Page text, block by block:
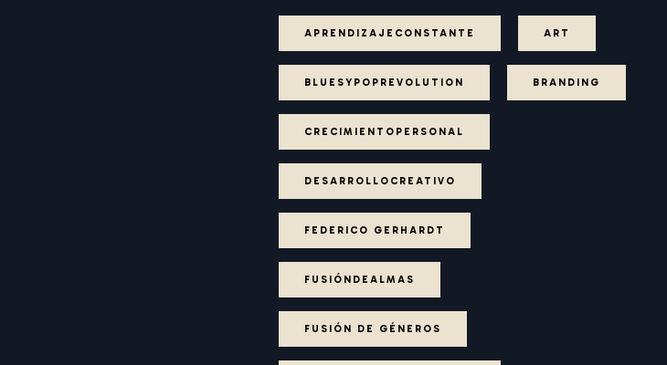
APRENDIZAJECONSTANTE ART
BLUESYPOPREVOLUTION BRANDING
CRECIMIENTOPERSONAL
DESARROLLOCREATIVO
FEDERICO GERHARDT
FUSIÓNDEALMAS
FUSIÓN DE GÉNEROS